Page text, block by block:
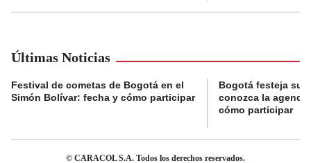
Últimas Noticias
Festival de cometas de Bogotá en el
Simón Bolívar: fecha y cómo participar
Bogotá festeja su
conozca la
cómo participar
© CARACOL S.A. Todos los derechos reservados.